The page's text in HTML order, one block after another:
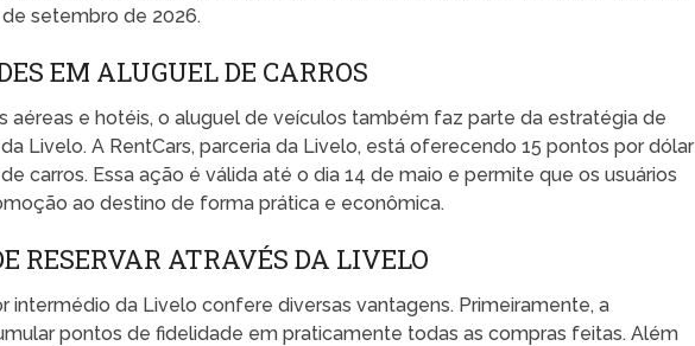
setembro de 2026.
EM ALUGUEL DE CARROS
aéreas e hotéis, o aluguel de veículos também faz parte da estratégia de
Livelo. A RentCars, parceria da Livelo, está oferecendo 15 pontos por dólar
carros. Essa ação é válida até o dia 14 de maio e permite que os usuários
ao destino de forma prática e econômica.
RESERVAR ATRAVÉS DA LIVELO
intermédio da Livelo confere diversas vantagens. Primeiramente, a
pontos de fidelidade em praticamente todas as compras feitas. Além